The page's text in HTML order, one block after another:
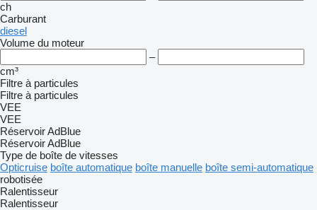
ch
Carburant
diesel
Volume du moteur
–
cm³
Filtre à particules
Filtre à particules
VEE
VEE
Réservoir AdBlue
Réservoir AdBlue
Type de boîte de vitesses
Opticruise boîte automatique boîte manuelle boîte semi-automatique
robotisée
Ralentisseur
Ralentisseur